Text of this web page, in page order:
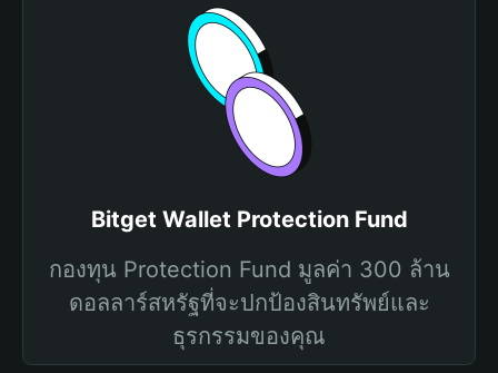
Bitget Wallet Protection Fund
กองทุน Protection Fund มูลค่า 300 ล้าน
ดอลลาร์สหรัฐที่จะปกป้องสินทรัพย์และ
ธุรกรรมของคุณ